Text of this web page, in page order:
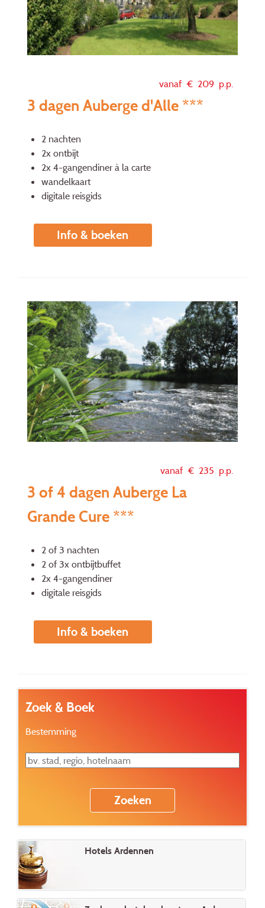
vanaf € 209 p.p.
3 dagen Auberge d'Alle ***
2 nachten
2x ontbijt
2x 4-gangendiner à la carte
wandelkaart
digitale reisgids
Info & boeken
vanaf € 235 p.p.
3 of 4 dagen Auberge La
Grande Cure ***
2 of 3 nachten
2 of 3x ontbijtbuffet
2x 4-gangendiner
digitale reisgids
Info & boeken
Zoek & Boek
Bestemming
Hotels Ardennen